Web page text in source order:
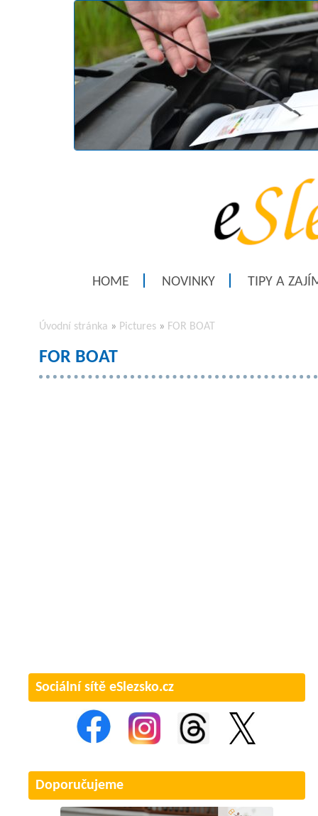
HOME NOVINKY TIPY A
Úvodní stránka » Pictures » FOR BOAT
FOR BOAT
Sociální sítě eSlezsko.cz
Doporučujeme